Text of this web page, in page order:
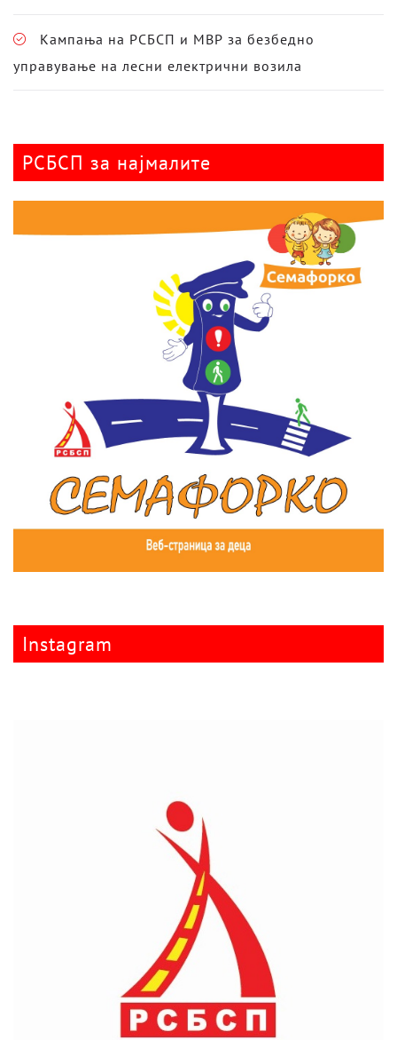
Кампања на РСБСП и МВР за безбедно
управување на лесни електрични возила
РСБСП за најмалите
Instagram